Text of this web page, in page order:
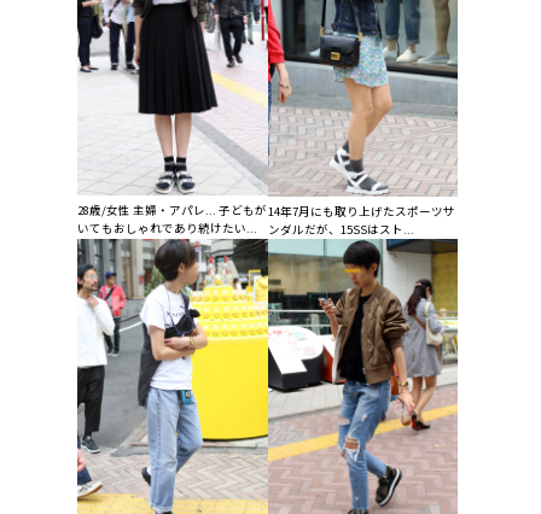
28歳/女性 主婦・アパレ... 子どもが
いてもおしゃれであり続けたい...
14年7月にも取り上げたスポーツサ
ンダルだが、15SSはスト...